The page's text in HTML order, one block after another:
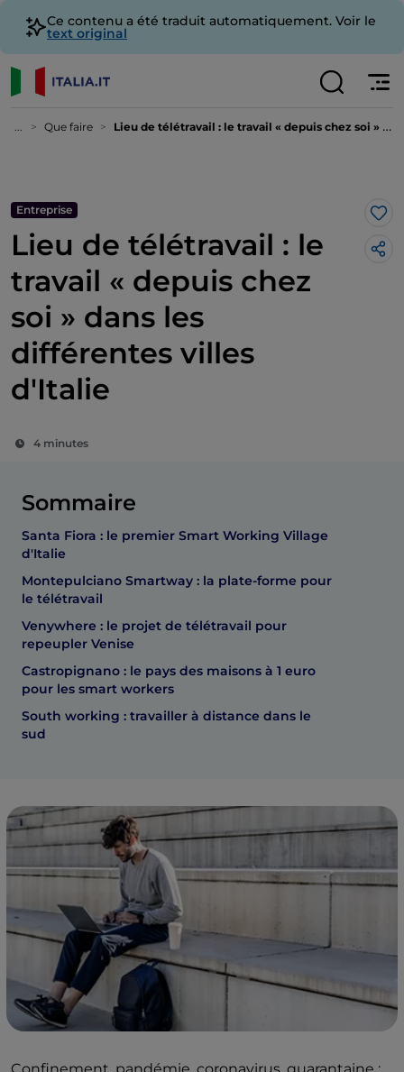
Ce contenu a été traduit automatiquement. Voir le
text original
... Que faire Lieu de télétravail : le travail « depuis chez soi » dans les différentes villes d'Italie
Entreprise
Lieu de télétravail : le
travail « depuis chez
soi » dans les
différentes villes
d'Italie
4 minutes
Sommaire
Santa Fiora : le premier Smart Working Village
d'Italie
Montepulciano Smartway : la plate-forme pour
le télétravail
Venywhere : le projet de télétravail pour
repeupler Venise
Castropignano : le pays des maisons à 1 euro
pour les smart workers
South working : travailler à distance dans le
sud